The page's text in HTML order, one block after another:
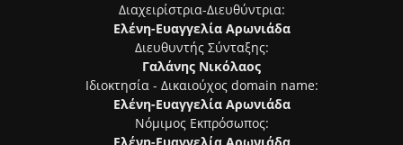
Διαχειρίστρια-Διευθύντρια:
Ελένη-Ευαγγελία Αρωνιάδα
Διευθυντής Σύνταξης:
Γαλάνης Νικόλαος
Ιδιοκτησία - Δικαιούχος domain name:
Ελένη-Ευαγγελία Αρωνιάδα
Νόμιμος Εκπρόσωπος: